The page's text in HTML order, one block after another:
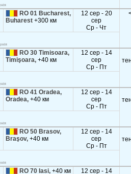
RO 01 Bucharest,
Buharest+300 км
12 сер - 20
сер
Ср - Чт
RO 30 Timisoara,
Timişoara,+40 км
12 сер - 14
сер
Ср - Пт
RO 41 Oradea,
Oradea,+40 км
12 сер - 14
сер
Ср - Пт
RO 50 Brasov,
Braşov,+40 км
12 сер - 14
сер
Ср - Пт
RO 70 Iasi,+40 км
12 сер - 14